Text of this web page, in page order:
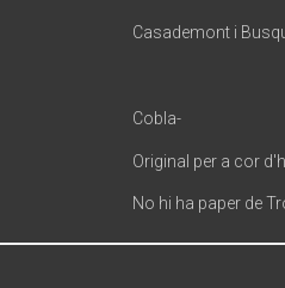
Casademont i
Cobla-
Original per a cor
No hi ha paper de